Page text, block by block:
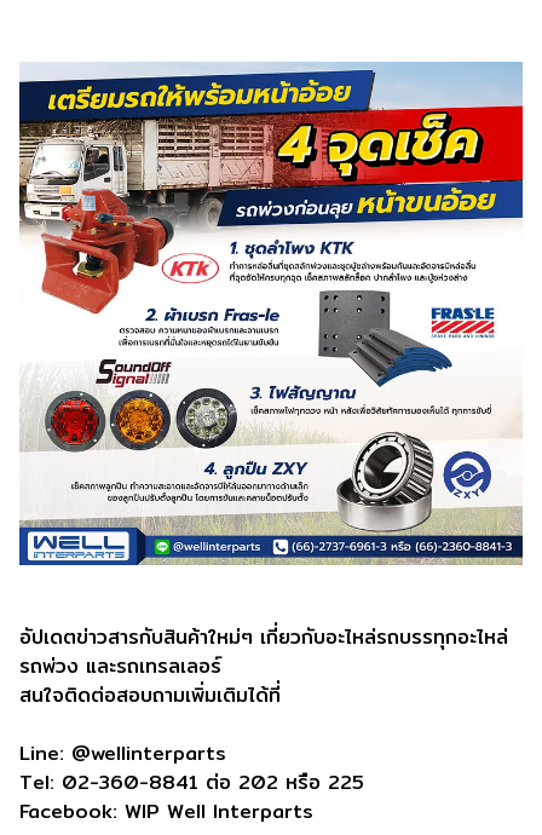
อัปเดตข่าวสารกับสินค้าใหม่ๆ เกี่ยวกับอะไหล่รถบรรทุกอะไหล่
รถพ่วง และรถเทรลเลอร์
สนใจติดต่อสอบถามเพิ่มเติมได้ที่
Line: @wellinterparts
Tel: 02-360-8841 ต่อ 202 หรือ 225
Facebook: WIP Well Interparts